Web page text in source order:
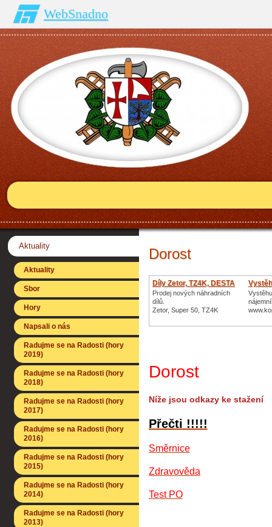
WebSnadno
Dorost
Díly Zetor, TZ4K, DESTA
Prodej nových náhradních
dílů.
Zetor, Super 50, TZ4K
Dorost
Níže jsou odkazy ke stažení
Přečti !!!!!
Směrnice
Zdravověda
Test PO
Aktuality
Aktuality
Sbor
Hory
Napsali o nás
Radujme se na Radosti (hory
2019)
Radujme se na Radosti (hory
2018)
Radujme se na Radosti (hory
2017)
Radujme se na Radosti (hory
2016)
Radujme se na Radosti (hory
2015)
Radujme se na Radosti (hory
2014)
Radujme se na Radosti (hory
2013)